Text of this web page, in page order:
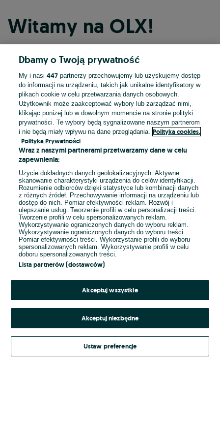
Witamy na OLX!
Kontynuuj przez Facebooka
Kontynuuj przez konto Apple
Kontynuuj przez konto Google
LUB
E-mail
Hasło
Kontynuując za pośrednictwem jednego z dostawców wskazanych powyżej,
Regulamin serwisu OLX.pl w jego aktualnym brzmieniu.
Dbamy o Twoją prywatność
My i nasi447 partnerzy przechowujemy lub uzyskujemy dostęp
do informacji na urządzeniu, takich jak unikalne identyfikatory w
plikach cookie w celu przetwarzania danych osobowych.
Użytkownik może zaakceptować wybory lub zarządzać nimi,
klikając poniżej lub w dowolnym momencie na stronie polityki
prywatności. Te wybory będą sygnalizowane naszym partnerom
i nie będą miały wpływu na dane przeglądania.
Polityka cookies,
Polityka Prywatności
Wraz z naszymi partnerami przetwarzamy dane w celu
zapewnienia:
Użycie dokładnych danych geolokalizacyjnych. Aktywne
skanowanie charakterystyki urządzenia do celów identyfikacji.
Rozumienie odbiorców dzięki statystyce lub kombinacji danych
z różnych źródeł. Przechowywanie informacji na urządzeniu lub
dostęp do nich. Pomiar efektywności reklam. Rozwój i
ulepszanie usług. Tworzenie profili w celu personalizacji treści.
Tworzenie profili w celu spersonalizowanych reklam.
Wykorzystywanie ograniczonych danych do wyboru reklam.
Wykorzystywanie ograniczonych danych do wyboru treści.
Pomiar efektywności treści. Wykorzystanie profili do wyboru
spersonalizowanych reklam. Wykorzystywanie profili w celu
doboru spersonalizowanych treści.
Lista partnerów (dostawców)
Akceptuj wszystkie
Akceptuj niezbędne
Ustaw preferencje